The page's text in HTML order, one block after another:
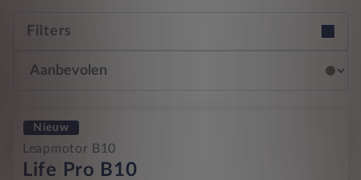
Filters
Nieuw
Leapmotor B10
Life Pro B10